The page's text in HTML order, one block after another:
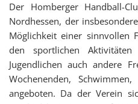
Der Homberger Handball-
Nordhessen, der
Möglichkeit einer sinnvollen
den sportlichen
Jugendlichen auch andere
Wochenenden,
angeboten. Da der Verein